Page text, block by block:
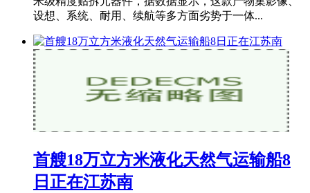
设想、系统、耐用、续航等多方面劣势于一体...
首艘18万立方米液化天然气运输船8
日正在江苏南